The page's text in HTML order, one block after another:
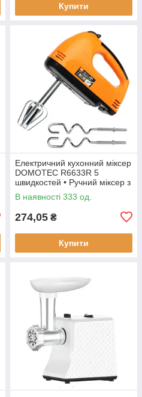
Купити
Електричний кухонний міксер
DOMOTEC R6633R 5
швидкостей • Ручний міксер з
насадками для збивання та
замішування тіста
В наявності 333 од.
274,05 ₴
Купити